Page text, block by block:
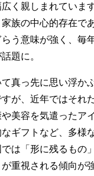
く親しまれていま
族の中心的存在で
う意味が強く、毎
題に。
真っ先に思い浮か
が、近年ではそれ
美容を気遣ったア
ギフトなど、多様
は「形に残るもの
重視される傾向が